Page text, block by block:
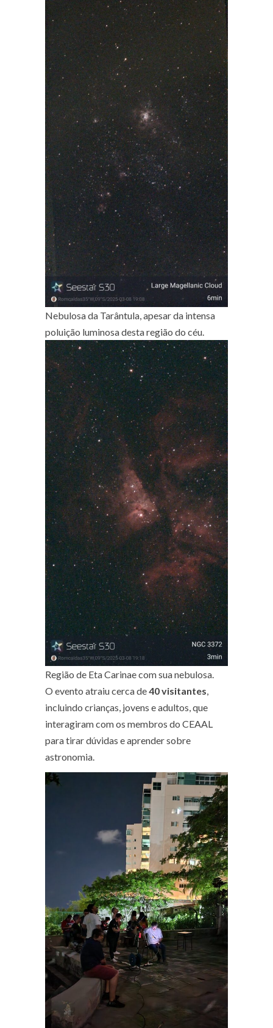
Nebulosa da Tarântula, apesar da intensa
poluição luminosa desta região do céu.
Região de Eta Carinae com sua nebulosa.
O evento atraiu cerca de40 visitantes
incluindo crianças, jovens e adultos, que
interagiram com os membros do CEAAL
para tirar dúvidas e aprender sobre
astronomia.